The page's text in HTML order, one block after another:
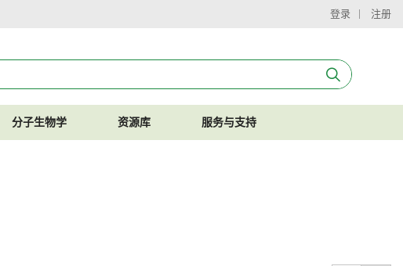
登录 注册
分子生物学 资源库 服务与支持